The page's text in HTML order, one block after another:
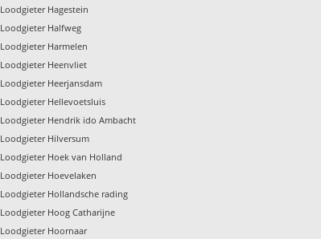
Loodgieter Hagestein
Loodgieter Halfweg
Loodgieter Harmelen
Loodgieter Heenvliet
Loodgieter Heerjansdam
Loodgieter Hellevoetsluis
Loodgieter Hendrik ido Ambacht
Loodgieter Hilversum
Loodgieter Hoek van Holland
Loodgieter Hoevelaken
Loodgieter Hollandsche rading
Loodgieter Hoog Catharijne
Loodgieter Hoornaar